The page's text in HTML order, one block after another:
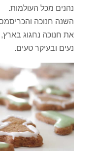
נהנים מכל העולמות.
השנה חנוכה
את חנוכה נחגוג
נעים ובעיקר טעים.